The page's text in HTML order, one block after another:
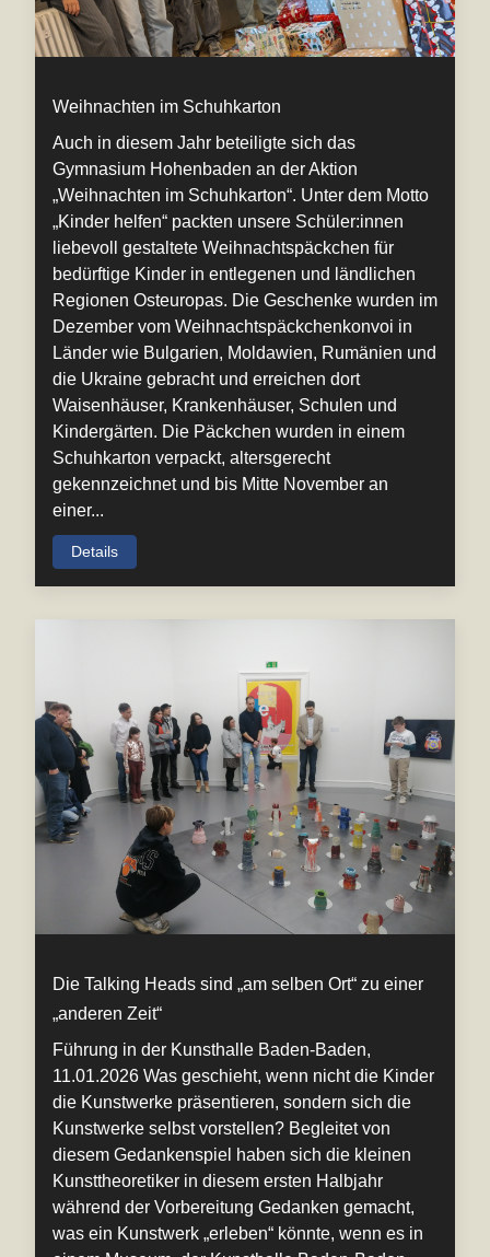
Weihnachten im Schuhkarton
Auch in diesem Jahr beteiligte sich das
Gymnasium Hohenbaden an der Aktion
„Weihnachten im Schuhkarton“. Unter dem Motto
„Kinder helfen“ packten unsere Schüler:innen
liebevoll gestaltete Weihnachtspäckchen für
bedürftige Kinder in entlegenen und ländlichen
Regionen Osteuropas. Die Geschenke wurden im
Dezember vom Weihnachtspäckchenkonvoi in
Länder wie Bulgarien, Moldawien, Rumänien und
die Ukraine gebracht und erreichen dort
Waisenhäuser, Krankenhäuser, Schulen und
Kindergärten. Die Päckchen wurden in einem
Schuhkarton verpackt, altersgerecht
gekennzeichnet und bis Mitte November an
einer...
Details
Die Talking Heads sind „am selben Ort“ zu einer
„anderen Zeit“
Führung in der Kunsthalle Baden-Baden,
11.01.2026 Was geschieht, wenn nicht die Kinder
die Kunstwerke präsentieren, sondern sich die
Kunstwerke selbst vorstellen? Begleitet von
diesem Gedankenspiel haben sich die kleinen
Kunsttheoretiker in diesem ersten Halbjahr
während der Vorbereitung Gedanken gemacht,
was ein Kunstwerk „erleben“ könnte, wenn es in